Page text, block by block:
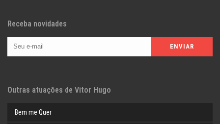
Receba novidades
Outras atuações de Vitor Hugo
Bem me Quer